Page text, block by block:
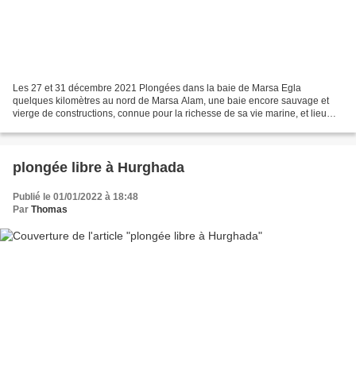
Les 27 et 31 décembre 2021 Plongées dans la baie de Marsa Egla
quelques kilomètres au nord de Marsa Alam, une baie encore sauvage et
vierge de constructions, connue pour la richesse de sa vie marine, et lieu
plongée libre à Hurghada
Publié le 01/01/2022 à 18:48
Par Thomas